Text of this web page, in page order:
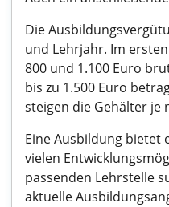
Die
und Lehrjahr. Im
800 und 1.100 Euro
bis zu 1.500 Euro
steigen die Gehälter je
Eine Ausbildung bietet
vielen
passenden Lehrstelle
aktuelle